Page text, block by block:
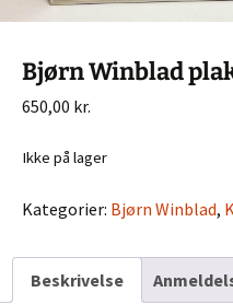
Bjørn Winblad
650,00 kr.
Ikke på lager
Kategorier: Bjørn Winblad,
Beskrivelse